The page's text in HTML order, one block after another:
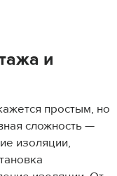
и
простым, но
сложность —
изоляции,